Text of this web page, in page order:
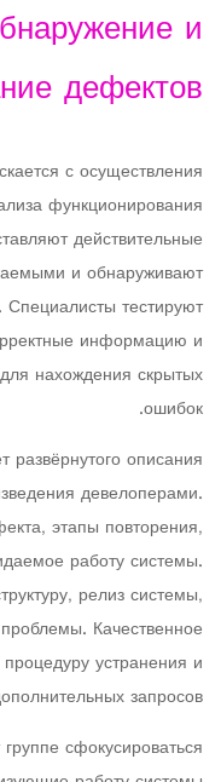
и
дефектов
с осуществления
функционирования
действительные
и обнаруживают
Специалисты тестируют
информацию и
нахождения скрытых
ошибок.
развёрнутого описания
девелоперами.
этапы повторения,
работу системы.
релиз системы,
Качественное
устранения и
запросов.
сфокусироваться